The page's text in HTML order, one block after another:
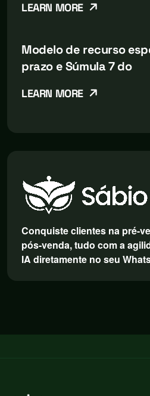
LEARN MORE
Modelo de recurso
prazo e Súmula 7 do
LEARN MORE
Conquiste clientes na pré-
pós-venda, tudo com a
IA diretamente no seu